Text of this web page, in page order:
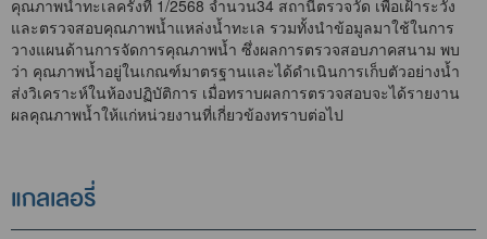
คุณภาพน้ำทะเลครั้งที่ 1/2568 จำนวน34 สถานีตรวจวัด เพื่อเฝ้าระวัง
และตรวจสอบคุณภาพน้ำแหล่งน้ำทะเล รวมทั้งนำข้อมูลมาใช้ในการ
วางแผนด้านการจัดการคุณภาพน้ำ ซึ่งผลการตรวจสอบภาคสนาม พบ
ว่า คุณภาพน้ำอยู่ในเกณฑ์มาตรฐานและได้ดำเนินการเก็บตัวอย่างน้ำ
ส่งวิเคราะห์ในห้องปฏิบัติการ เมื่อทราบผลการตรวจสอบจะได้รายงาน
ผลคุณภาพน้ำให้แก่หน่วยงานที่เกี่ยวข้องทราบต่อไป
แกลเลอรี่